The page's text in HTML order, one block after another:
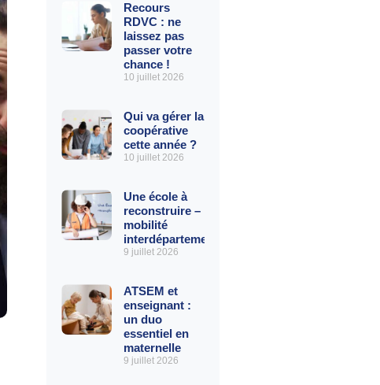
Recours
RDVC : ne
laissez pas
passer votre
chance !
10 juillet 2026
Qui va gérer la
coopérative
cette année ?
10 juillet 2026
Une école à
reconstruire – La
mobilité
interdépartementale
9 juillet 2026
ATSEM et
enseignant :
un duo
essentiel en
maternelle
9 juillet 2026